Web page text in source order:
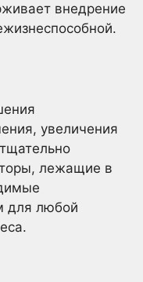
внедрение
увеличения
лежащие в
для любой